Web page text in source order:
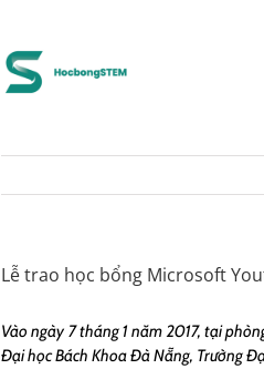
Lễ trao học bổng Microsoft
Vào ngày 7 tháng 1 năm 2017, tại
Đại học Bách Khoa Đà Nẵng, Trường